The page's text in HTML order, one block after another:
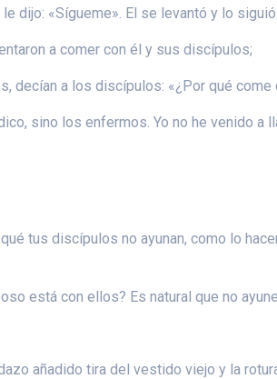
dijo: «Sígueme». El se levantó y lo siguió.
a comer con él y sus discípulos;
a los discípulos: «¿Por qué come
sino los enfermos. Yo no he venido a
tus discípulos no ayunan, como lo
está con ellos? Es natural que no
añadido tira del vestido viejo y la